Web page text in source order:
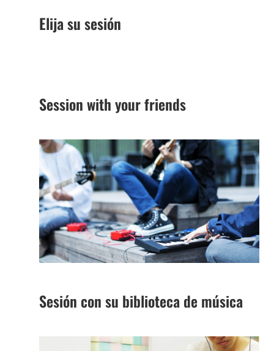
Elija su sesión
Session with your friends
Sesión con su biblioteca de música